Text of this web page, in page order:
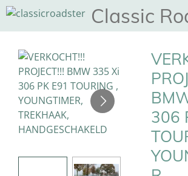
Ga
hoofdinhoud
Classic
306